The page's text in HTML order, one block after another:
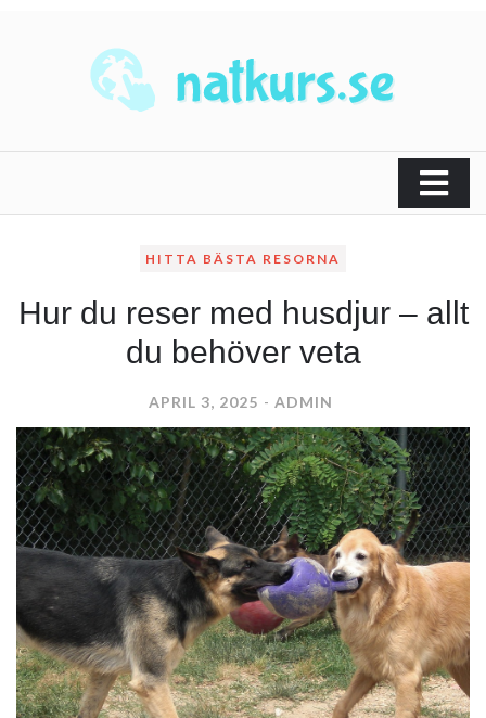
natkurs.se
HITTA BÄSTA RESORNA
Hur du reser med husdjur – allt
du behöver veta
APRIL 3, 2025 ADMIN